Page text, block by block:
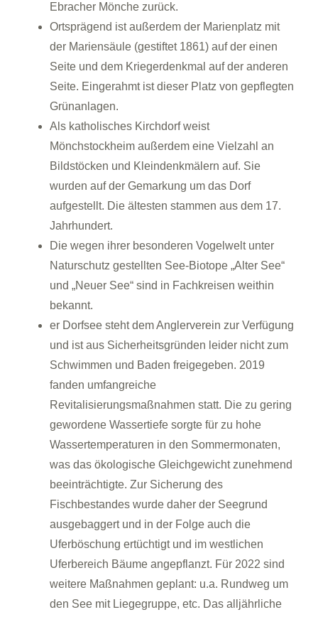
Ebracher Mönche zurück.
Ortsprägend ist außerdem der Marienplatz mit
der Mariensäule (gestiftet 1861) auf der einen
Seite und dem Kriegerdenkmal auf der anderen
Seite. Eingerahmt ist dieser Platz von gepflegten
Grünanlagen.
Als katholisches Kirchdorf weist
Mönchstockheim außerdem eine Vielzahl an
Bildstöcken und Kleindenkmälern auf. Sie
wurden auf der Gemarkung um das Dorf
aufgestellt. Die ältesten stammen aus dem 17.
Jahrhundert.
Die wegen ihrer besonderen Vogelwelt unter
Naturschutz gestellten See-Biotope „Alter See“
und „Neuer See“ sind in Fachkreisen weithin
bekannt.
er Dorfsee steht dem Anglerverein zur Verfügung
und ist aus Sicherheitsgründen leider nicht zum
Schwimmen und Baden freigegeben. 2019
fanden umfangreiche
Revitalisierungsmaßnahmen statt. Die zu gering
gewordene Wassertiefe sorgte für zu hohe
Wassertemperaturen in den Sommermonaten,
was das ökologische Gleichgewicht zunehmend
beeinträchtigte. Zur Sicherung des
Fischbestandes wurde daher der Seegrund
ausgebaggert und in der Folge auch die
Uferböschung ertüchtigt und im westlichen
Uferbereich Bäume angepflanzt. Für 2022 sind
weitere Maßnahmen geplant: u.a. Rundweg um
den See mit Liegegruppe, etc. Das alljährliche